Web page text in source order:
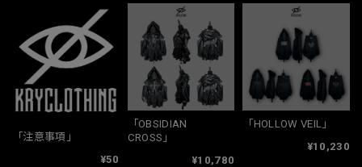
「注意事項」
¥50
「OBSIDIAN
CROSS」
¥10,780
「HOLLOW VEIL」
¥10,230